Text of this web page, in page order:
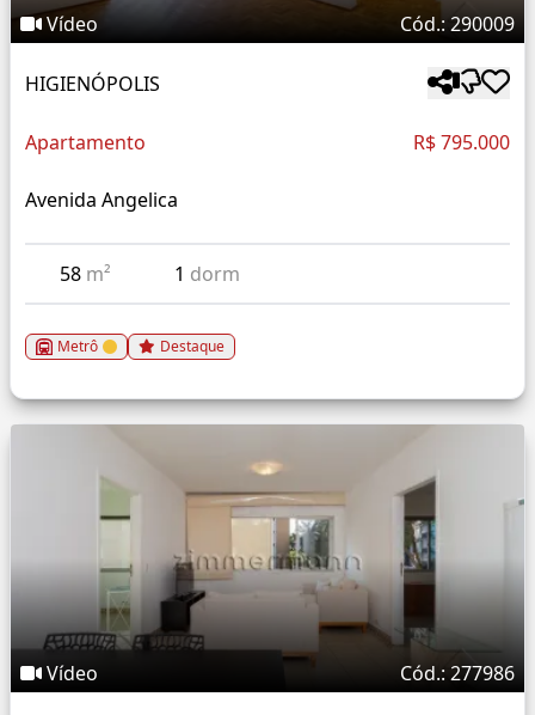
Vídeo Cód.: 290009
HIGIENÓPOLIS
Apartamento R$ 795.000
Avenida Angelica
58 m² 1 dorm
Metrô Destaque
Vídeo Cód.: 277986